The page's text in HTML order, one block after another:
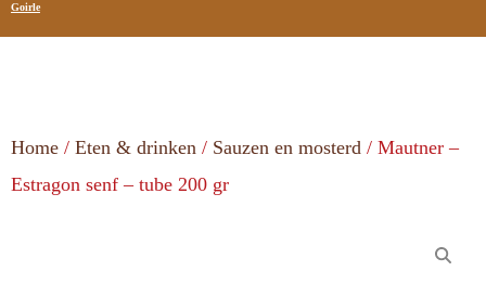
Goirle
Home / Eten & drinken / Sauzen en mosterd / Mautner –
Estragon senf – tube 200 gr